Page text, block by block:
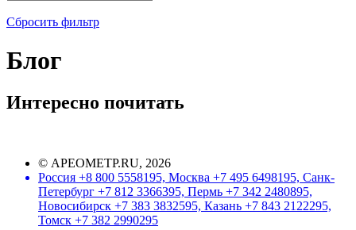
Сбросить фильтр
Блог
Интересно почитать
© АРЕОМЕТР.RU, 2026
Россия +8 800 5558195, Москва +7 495 6498195, Санк-
Петербург +7 812 3366395, Пермь +7 342 2480895,
Новосибирск +7 383 3832595, Казань +7 843 2122295,
Томск +7 382 2990295